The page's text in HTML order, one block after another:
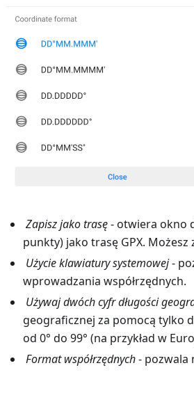
Zapisz jako trasę- otwiera okno
punkty) jako trasę GPX.
Użycie klawiatury systemowej-
wprowadzania współrzędnych.
Używaj dwóch cyfr długości
geograficznej za pomocą tylko
od 0° do 99° (na przykład w
Format współrzędnych- pozwala